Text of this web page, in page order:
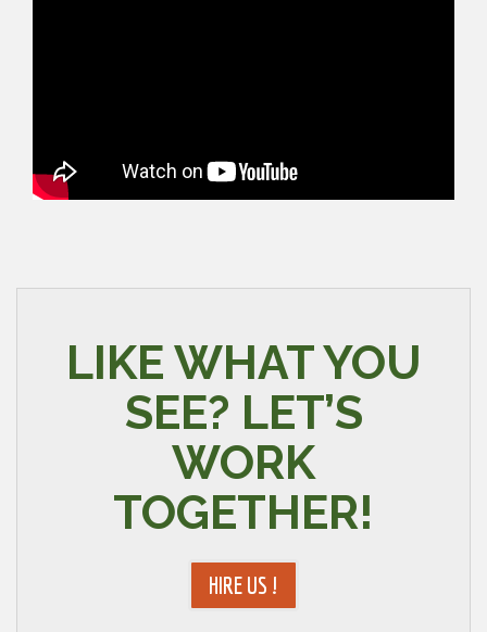
LIKE WHAT YOU
SEE? LET’S
WORK
TOGETHER!
HIRE US !